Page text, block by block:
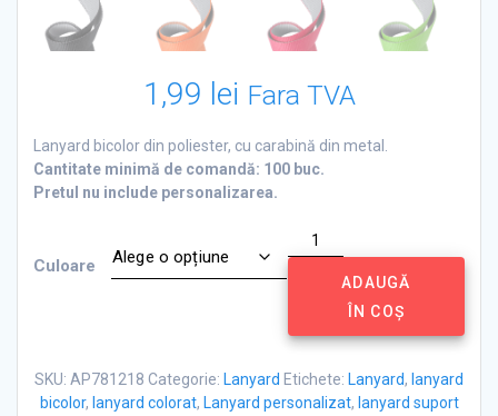
1,99 lei Fara TVA
Lanyard bicolor din poliester, cu carabină din metal.
Cantitate minimă de comandă: 100 buc.
Pretul nu include personalizarea.
Culoare
Cantitate
Lanyard
bicolor
poliester
ADAUGĂ
ÎN COȘ
SKU: AP781218 Categorie: Lanyard Etichete: Lanyard, lanyard
bicolor, lanyard colorat, Lanyard personalizat, lanyard suport